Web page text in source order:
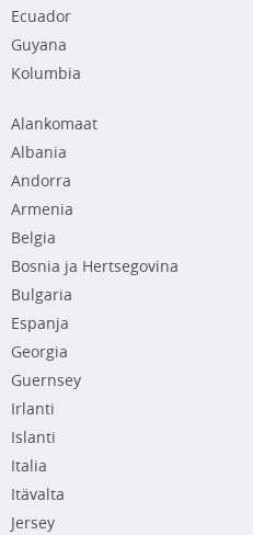
Ecuador
Guyana
Kolumbia
Alankomaat
Albania
Andorra
Armenia
Belgia
Bosnia ja Hertsegovina
Bulgaria
Espanja
Georgia
Guernsey
Irlanti
Islanti
Italia
Itävalta
Jersey